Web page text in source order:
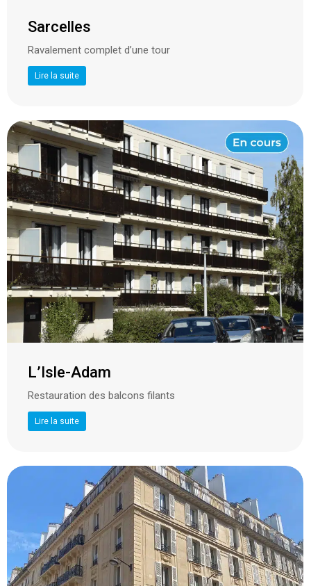
Sarcelles
Ravalement complet d’une tour
Lire la suite
L’Isle-Adam
Restauration des balcons filants
Lire la suite